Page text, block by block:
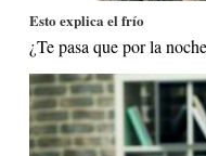
Esto explica el frío
¿Te pasa que por la